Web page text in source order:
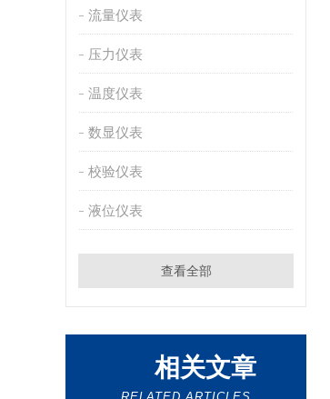
流量仪表
压力仪表
温度仪表
数显仪表
校验仪表
液位仪表
查看全部
相关文章